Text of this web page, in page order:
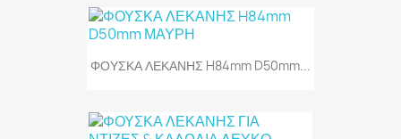
ΦΟΥΣΚΑ ΛΕΚΑΝΗΣ H84mm D50mm...